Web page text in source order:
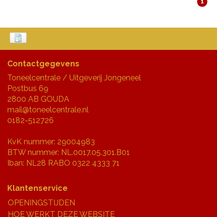
Contactgegevens
Toneelcentrale / Uitgeverij Jongeneel
Postbus 69
2800 AB GOUDA
mail@toneelcentrale.nl
0182-512726
KvK nummer: 29004983
BTW nummer: NL.0017.05.301.B01
Iban: NL28 RABO 0322 4333 71
Klantenservice
OPENINGSTIJDEN
HOE WERKT DEZE WEBSITE